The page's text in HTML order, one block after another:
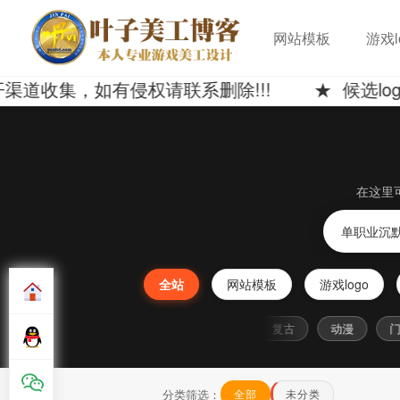
网站模板 游戏
道收集，如有侵权请联系删除!!! ★ 候选
在这里
全站 网站模板 游戏logo
海 复古 动漫 门
分类筛选： 全部 未分类